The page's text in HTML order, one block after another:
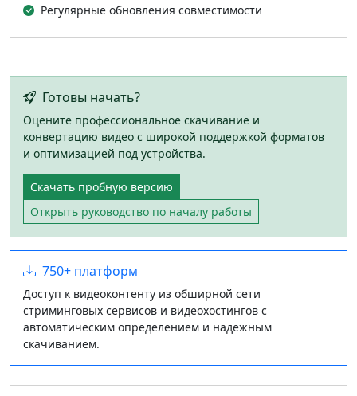
Регулярные обновления совместимости
Готовы начать?
Оцените профессиональное скачивание и
конвертацию видео с широкой поддержкой форматов
и оптимизацией под устройства.
Скачать пробную версию
Открыть руководство по началу работы
750+ платформ
Доступ к видеоконтенту из обширной сети
стриминговых сервисов и видеохостингов с
автоматическим определением и надежным
скачиванием.